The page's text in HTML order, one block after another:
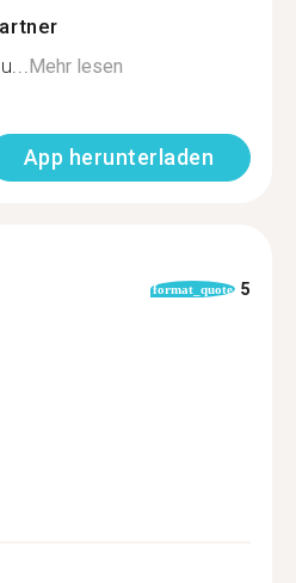
Mehr lesen
App herunterladen
format_quote 5